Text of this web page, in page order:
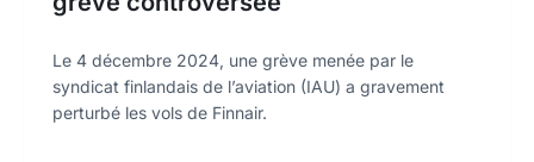
Le 4 décembre 2024, une grève menée par le
syndicat finlandais de l’aviation (IAU) a gravement
perturbé les vols de Finnair.